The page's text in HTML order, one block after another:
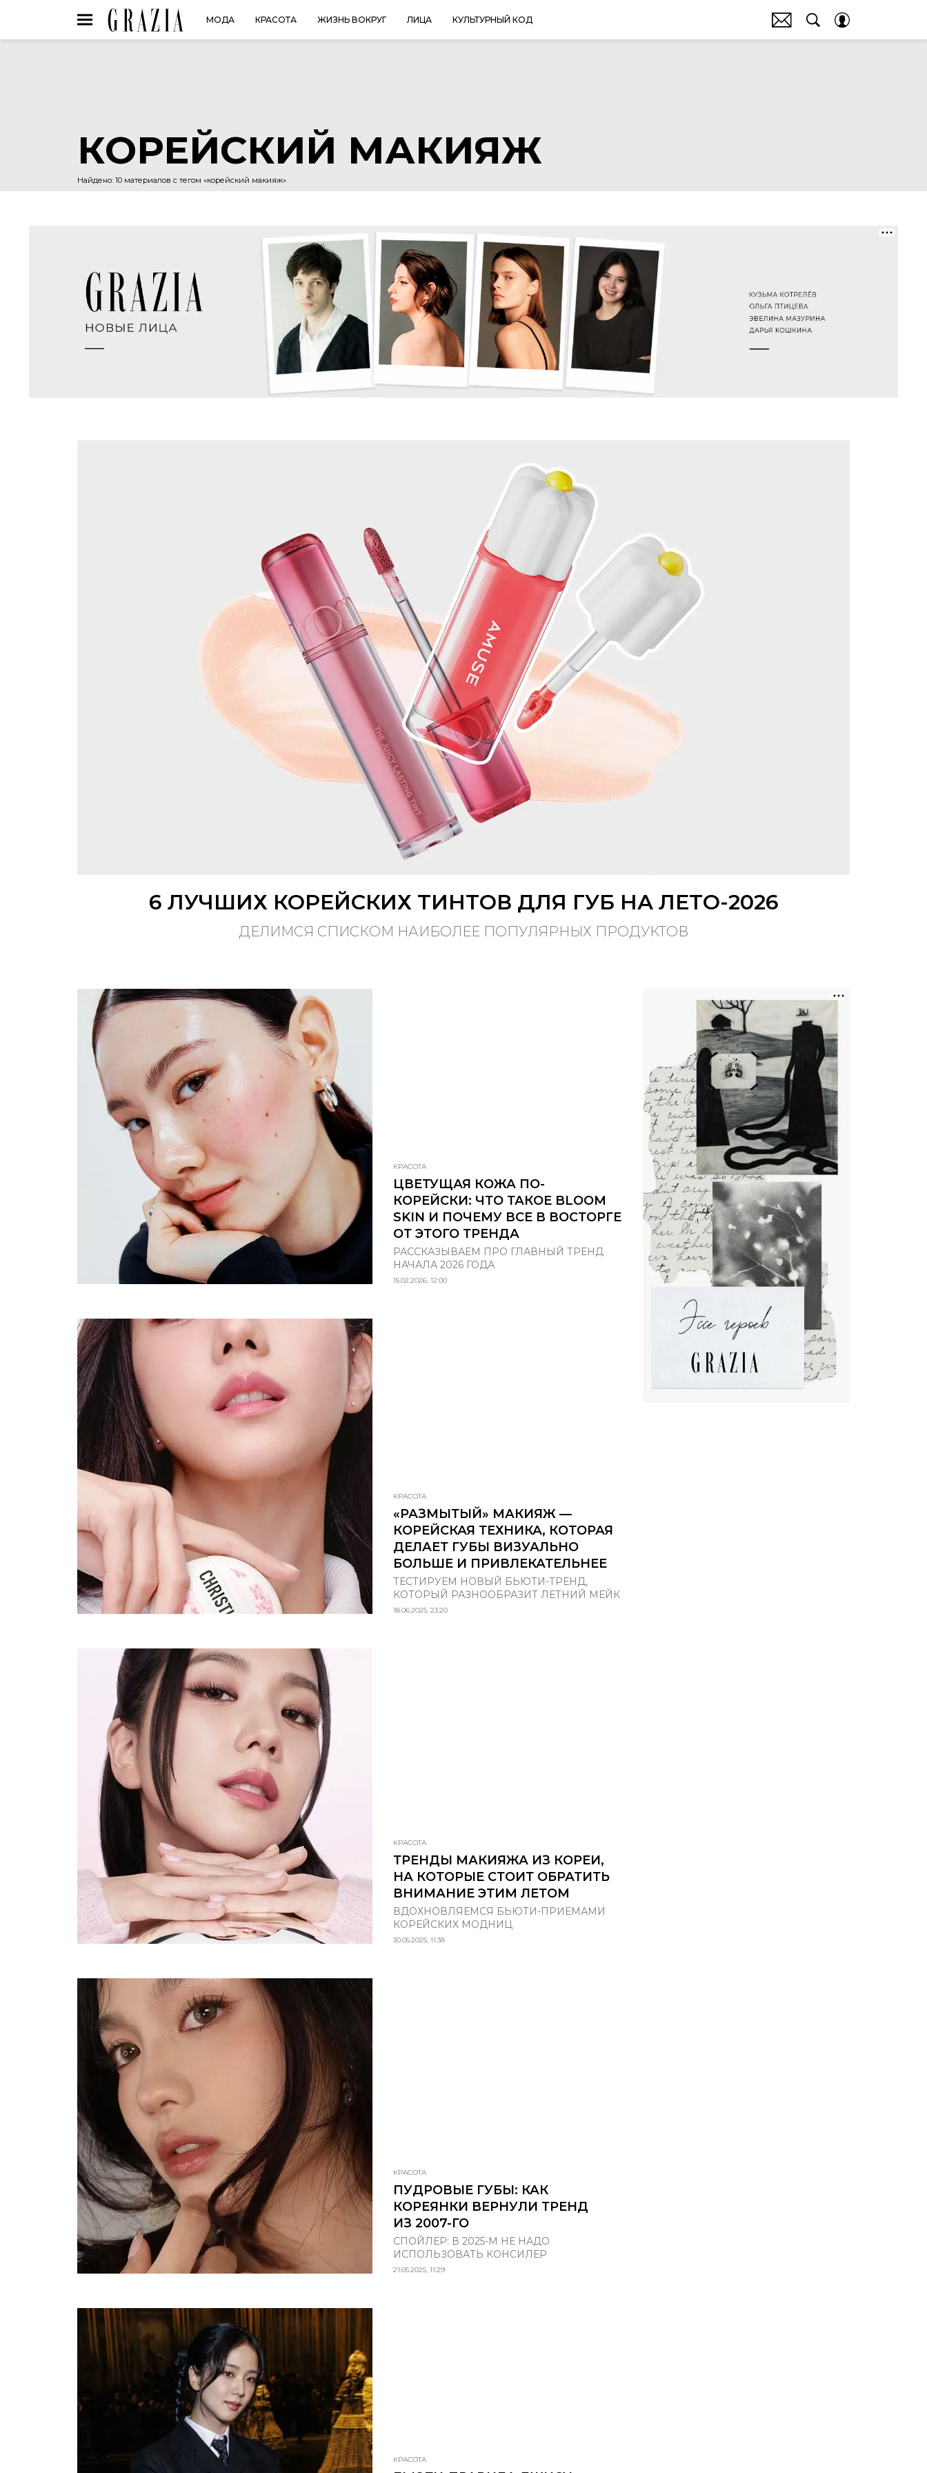
МОДА КРАСОТА ЖИЗНЬ ВОКРУГ ЛИЦА КУЛЬТУРНЫЙ КОД
КОРЕЙСКИЙ МАКИЯЖ
Найдено: 10 материалов с тегом «корейский макияж»
6 ЛУЧШИХ КОРЕЙСКИХ ТИНТОВ ДЛЯ ГУБ НА ЛЕТО-2026
ДЕЛИМСЯ СПИСКОМ НАИБОЛЕЕ ПОПУЛЯРНЫХ ПРОДУКТОВ
КРАСОТА
ЦВЕТУЩАЯ КОЖА ПО-
КОРЕЙСКИ: ЧТО ТАКОЕ BLOOM
SKIN И ПОЧЕМУ ВСЕ В ВОСТОРГЕ
ОТ ЭТОГО ТРЕНДА
РАССКАЗЫВАЕМ ПРО ГЛАВНЫЙ ТРЕНД
НАЧАЛА 2026 ГОДА
15.02.2026, 12:00
КРАСОТА
«РАЗМЫТЫЙ» МАКИЯЖ —
КОРЕЙСКАЯ ТЕХНИКА, КОТОРАЯ
ДЕЛАЕТ ГУБЫ ВИЗУАЛЬНО
БОЛЬШЕ И ПРИВЛЕКАТЕЛЬНЕЕ
ТЕСТИРУЕМ НОВЫЙ БЬЮТИ-ТРЕНД,
КОТОРЫЙ РАЗНООБРАЗИТ ЛЕТНИЙ МЕЙК
18.06.2025, 23:20
КРАСОТА
ТРЕНДЫ МАКИЯЖА ИЗ КОРЕИ,
НА КОТОРЫЕ СТОИТ ОБРАТИТЬ
ВНИМАНИЕ ЭТИМ ЛЕТОМ
ВДОХНОВЛЯЕМСЯ БЬЮТИ-ПРИЕМАМИ
КОРЕЙСКИХ МОДНИЦ
30.05.2025, 11:38
КРАСОТА
ПУДРОВЫЕ ГУБЫ: КАК
КОРЕЯНКИ ВЕРНУЛИ ТРЕНД
ИЗ 2007-ГО
СПОЙЛЕР: В 2025-М НЕ НАДО
ИСПОЛЬЗОВАТЬ КОНСИЛЕР
21.05.2025, 11:29
КРАСОТА